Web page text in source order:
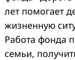
лет помогает
жизненную
Работа фонда
семьи,